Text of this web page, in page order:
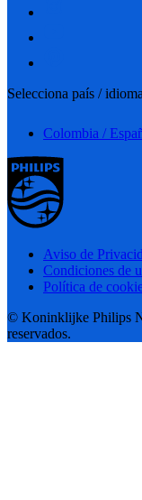
Selecciona país / idioma
Colombia /
Aviso de
Condiciones de
Política de
© Koninklijke Philips
reservados.